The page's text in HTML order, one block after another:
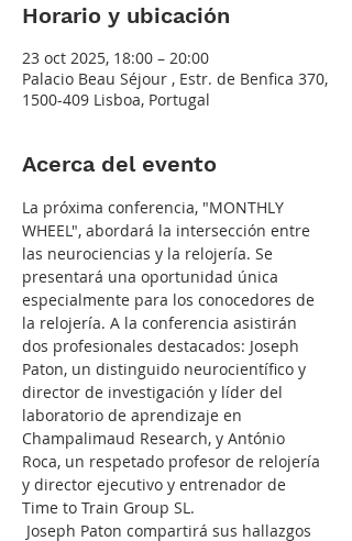
Horario y ubicación
23 oct 2025, 18:00 – 20:00
Palacio Beau Séjour , Estr. de Benfica 370,
1500-409 Lisboa, Portugal
Acerca del evento
La próxima conferencia, "MONTHLY
WHEEL", abordará la intersección entre
las neurociencias y la relojería. Se
presentará una oportunidad única
especialmente para los conocedores de
la relojería. A la conferencia asistirán
dos profesionales destacados: Joseph
Paton, un distinguido neurocientífico y
director de investigación y líder del
laboratorio de aprendizaje en
Champalimaud Research, y António
Roca, un respetado profesor de relojería
y director ejecutivo y entrenador de
Time to Train Group SL.